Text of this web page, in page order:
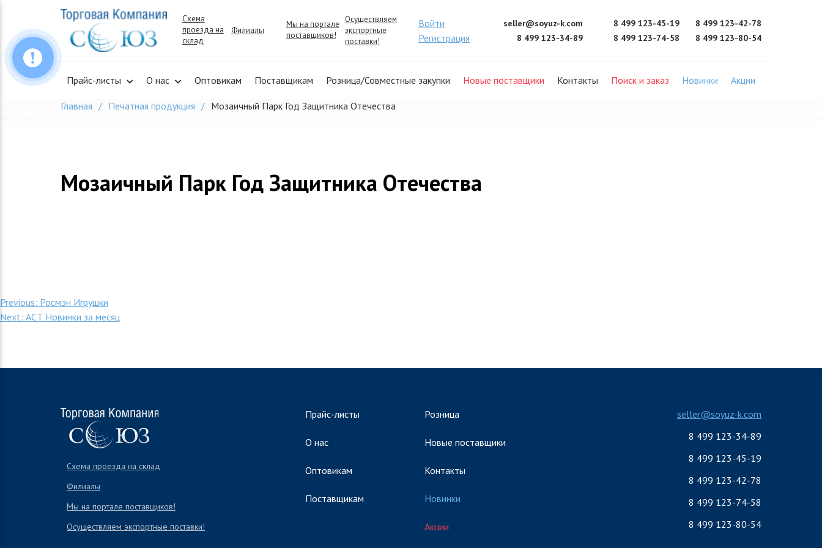
content
Схема
проезда на
склад
Филиалы
Мы на портале
поставщиков!
Осуществляем
экспортные
поставки!
Войти
Регистрация
seller@soyuz-k.com
8 499 123-34-89
8 499 123-45-19
8 499 123-42-78
8 499 123-74-58
8 499 123-80-54
Прайс-листы О нас Оптовикам Поставщикам Розница/Совместные закупки Новые поставщики Контакты Поиск и заказ Новинки Акции
Главная Печатная продукция Мозаичный Парк Год Защитника Отечества
Мозаичный Парк Год Защитника Отечества
Навигация
записям
Previous: Росмэн Игрушки
Next: АСТ Новинки за месяц
Схема проезда на склад
Филиалы
Мы на портале поставщиков!
Осуществляем экспортные поставки!
Прайс-листы
О нас
Оптовикам
Поставщикам
Розница
Новые поставщики
Контакты
Новинки
Акции
seller@soyuz-k.com
8 499 123-34-89
8 499 123-45-19
8 499 123-42-78
8 499 123-74-58
8 499 123-80-54